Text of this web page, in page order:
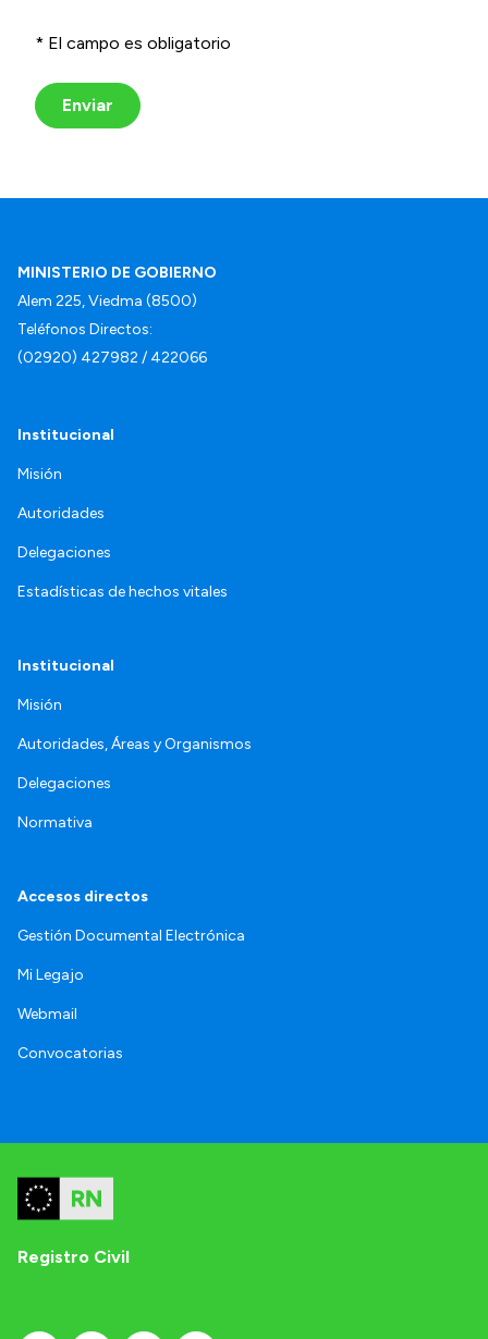
* El campo es obligatorio
Enviar
MINISTERIO DE GOBIERNO
Alem 225, Viedma (8500)
Teléfonos Directos:
(02920) 427982 / 422066
Institucional
Misión
Autoridades
Delegaciones
Estadísticas de hechos vitales
Institucional
Misión
Autoridades, Áreas y Organismos
Delegaciones
Normativa
Accesos directos
Gestión Documental Electrónica
Mi Legajo
Webmail
Convocatorias
Registro Civil